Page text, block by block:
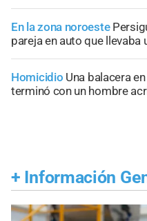
En la zona noroeste
pareja en auto que
Homicidio Una balacera
terminó con un hombre
+ Información